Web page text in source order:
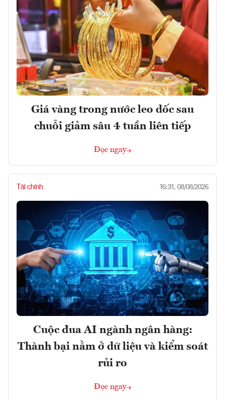
Giá vàng trong nước leo dốc sau
chuỗi giảm sâu 4 tuần liên tiếp
Đọc ngay
Tài chính 16:31, 08/08/2026
Cuộc đua AI ngành ngân hàng:
Thành bại nằm ở dữ liệu và kiểm soát
rủi ro
Đọc ngay